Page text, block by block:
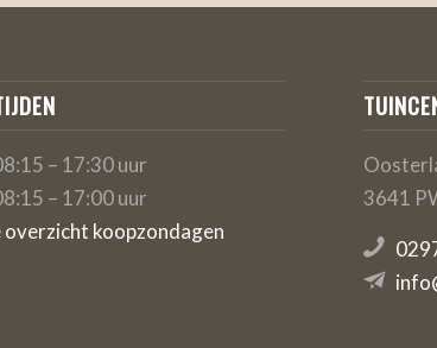
– 17:30 uur
– 17:00 uur
overzicht koopzondagen
3641